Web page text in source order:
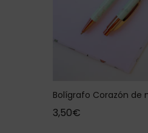
Bolígrafo Corazón de
3,50€